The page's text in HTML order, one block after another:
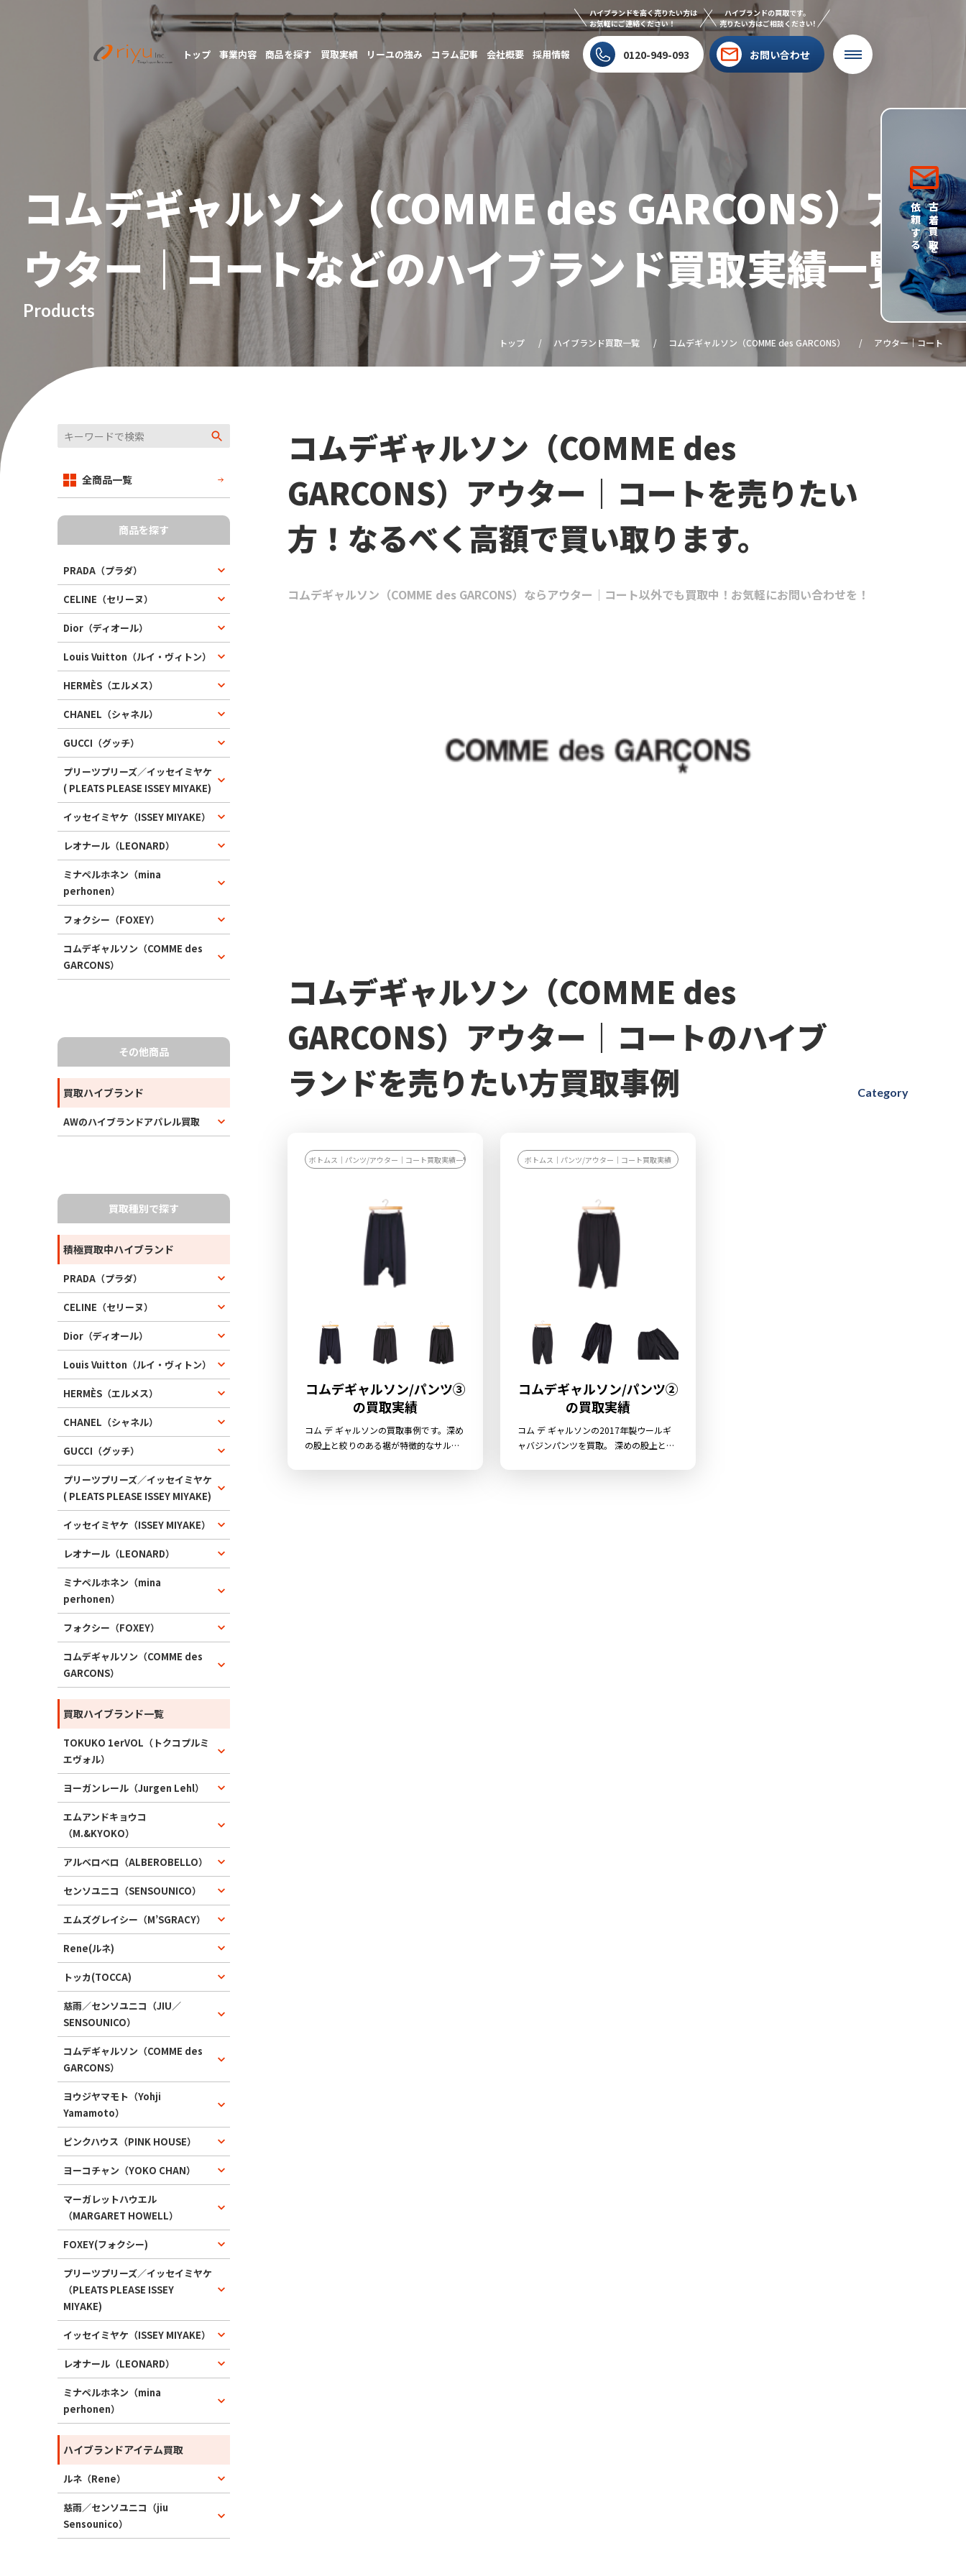
トップ 事業内容 商品を探す 買取実績 リーユの強み コラム記事 会社概要 採用情報
ハイブランドを高く売りたい方は
お気軽にご連絡ください！
0120-949-093
ハイブランドの買取です。
売りたい方はご相談ください!
お問い合わせ
コムデギャルソン（COMME des GARCONS）ア
ウター｜コートなどのハイブランド買取実績一覧
Products
トップ ハイブランド買取一覧 コムデギャルソン（COMME des GARCONS） アウター｜コート
全商品一覧
商品を探す
PRADA（プラダ）
CELINE（セリーヌ）
Dior（ディオール）
Louis Vuitton（ルイ・ヴィトン）
HERMÈS（エルメス）
CHANEL（シャネル）
GUCCI（グッチ）
プリーツプリーズ／イッセイミヤケ
( PLEATS PLEASE ISSEY MIYAKE)
イッセイミヤケ（ISSEY MIYAKE）
レオナール（LEONARD）
ミナペルホネン（mina
perhonen）
フォクシー（FOXEY）
コムデギャルソン（COMME des
GARCONS）
その他商品
買取ハイブランド
AWのハイブランドアパレル買取
買取種別で探す
積極買取中ハイブランド
PRADA（プラダ）
CELINE（セリーヌ）
Dior（ディオール）
Louis Vuitton（ルイ・ヴィトン）
HERMÈS（エルメス）
CHANEL（シャネル）
GUCCI（グッチ）
プリーツプリーズ／イッセイミヤケ
( PLEATS PLEASE ISSEY MIYAKE)
イッセイミヤケ（ISSEY MIYAKE）
レオナール（LEONARD）
ミナペルホネン（mina
perhonen）
フォクシー（FOXEY）
コムデギャルソン（COMME des
GARCONS）
買取ハイブランド一覧
TOKUKO 1erVOL（トクコプルミ
エヴォル）
ヨーガンレール（Jurgen Lehl）
エムアンドキョウコ
（M.&KYOKO）
アルベロベロ（ALBEROBELLO）
センソユニコ（SENSOUNICO）
エムズグレイシー（M’SGRACY）
Rene(ルネ)
トッカ(TOCCA)
慈雨／センソユニコ（JIU／
SENSOUNICO）
コムデギャルソン（COMME des
GARCONS）
ヨウジヤマモト（Yohji
Yamamoto）
ピンクハウス（PINK HOUSE）
ヨーコチャン（YOKO CHAN）
マーガレットハウエル
（MARGARET HOWELL）
FOXEY(フォクシー)
プリーツプリーズ／イッセイミヤケ
（PLEATS PLEASE ISSEY
MIYAKE)
イッセイミヤケ（ISSEY MIYAKE）
レオナール（LEONARD）
ミナペルホネン（mina
perhonen）
ハイブランドアイテム買取
ルネ（Rene）
慈雨／センソユニコ（jiu
Sensounico）
コムデギャルソン（COMME des
GARCONS）アウター｜コートを売りたい
方！なるべく高額で買い取ります。
コムデギャルソン（COMME des GARCONS）ならアウター｜コート以外でも買取中！お気軽にお問い合わせを！
コムデギャルソン（COMME des
GARCONS）アウター｜コートのハイブ
ランドを売りたい方買取事例
Category
ボトムス｜パンツ/アウター｜コート買取実績一覧
コムデギャルソン/パンツ③
の買取実績
コム デ ギャルソンの買取事例です。深め
の股上と絞りのある裾が特徴的なサルエ
ボトムス｜パンツ/アウター｜コート買取実績
コムデギャルソン/パンツ②
の買取実績
コム デ ギャルソンの2017年製ウールギ
ャバジンパンツを買取。 深めの股上と裾
古着買取を
依頼する